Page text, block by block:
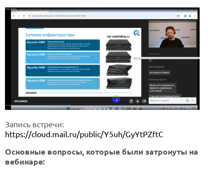
Запись встречи:
https://cloud.mail.ru/public/Y5uh/GyYtPZftC
Основные вопросы, которые были затронуты на
вебинаре: